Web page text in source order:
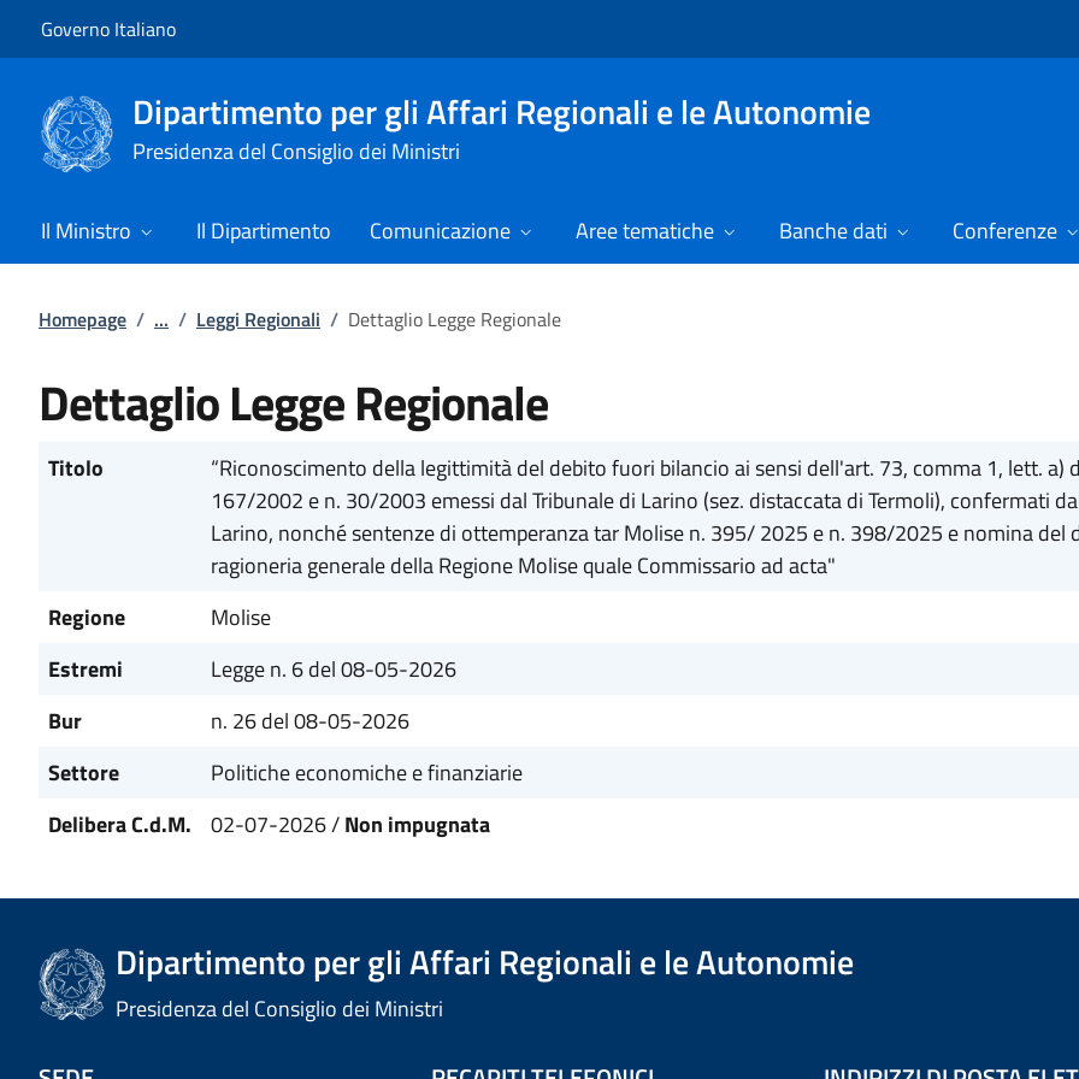
Governo Italiano
Dipartimento per gli Affari Regionali e le Autonomie
Presidenza del Consiglio dei Ministri
Il Ministro Il Dipartimento Comunicazione Aree tematiche Banche dati Conferenze
Homepage / ... / Leggi Regionali / Dettaglio Legge Regionale
Dettaglio Legge Regionale
Titolo
“Riconoscimento della legittimità del debito fuori bilancio ai sensi dell'art. 73, comma 1, lett.
167/2002 e n. 30/2003 emessi dal Tribunale di Larino (sez. distaccata di Termoli), confermati
Larino, nonché sentenze di ottemperanza tar Molise n. 395/ 2025 e n. 398/2025 e nomina
ragioneria generale della Regione Molise quale Commissario ad acta"
Regione
Molise
Estremi
Legge n. 6 del 08-05-2026
Bur
n. 26 del 08-05-2026
Settore
Politiche economiche e finanziarie
Delibera C.d.M.
02-07-2026 /Non impugnata
Dipartimento per gli Affari Regionali e le Autonomie
Presidenza del Consiglio dei Ministri